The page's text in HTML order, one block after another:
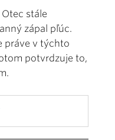
stále
zápal pľúc.
práve v týchto
potvrdzuje to,